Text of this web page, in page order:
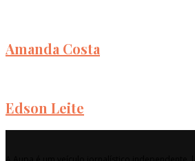
Amanda Costa
Edson Leite